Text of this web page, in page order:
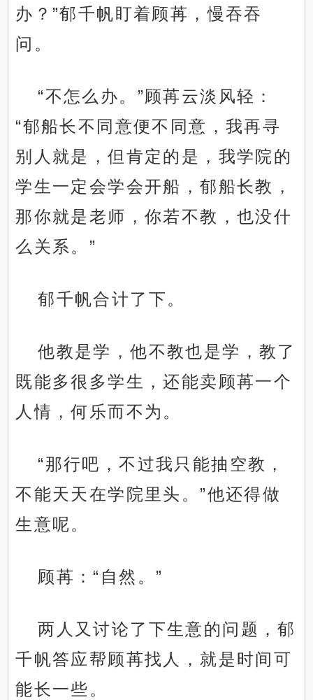
办？”郁千帆盯着顾苒，慢吞吞
问。
“不怎么办。”顾苒云淡风轻：
“郁船长不同意便不同意，我再寻
别人就是，但肯定的是，我学院的
学生一定会学会开船，郁船长教，
那你就是老师，你若不教，也没什
么关系。”
郁千帆合计了下。
他教是学，他不教也是学，教了
既能多很多学生，还能卖顾苒一个
人情，何乐而不为。
“那行吧，不过我只能抽空教，
不能天天在学院里头。”他还得做
生意呢。
顾苒：“自然。”
两人又讨论了下生意的问题，郁
千帆答应帮顾苒找人，就是时间可
能长一些。